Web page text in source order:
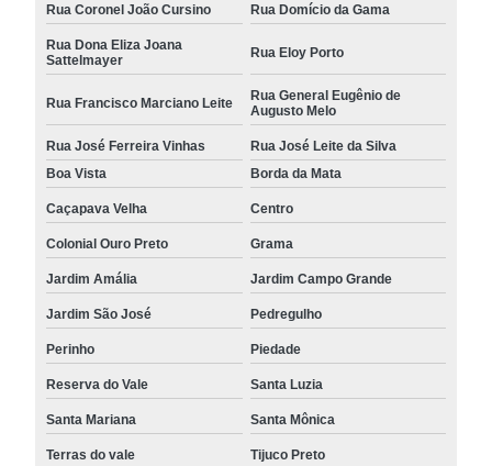
Rua Coronel João Cursino Rua Domício da Gama
Rua Dona Eliza Joana
Sattelmayer
Rua Eloy Porto
Rua Francisco Marciano Leite
Rua General Eugênio de
Augusto Melo
Rua José Ferreira Vinhas
Rua José Leite da Silva
Boa Vista
Borda da Mata
Caçapava Velha Centro
Colonial Ouro Preto Grama
Jardim Amália Jardim Campo Grande
Jardim São José Pedregulho
Perinho Piedade
Reserva do Vale Santa Luzia
Santa Mariana Santa Mônica
Terras do vale Tijuco Preto